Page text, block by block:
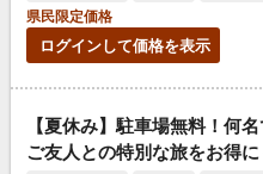
県民限定価格
ログインして価格を表示
【夏休み】駐車場無料！何
ご友人との特別な旅をお得に